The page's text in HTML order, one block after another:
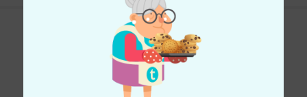
Gefällt Ihnen, was Sie sehen?
Hilfe & Feedback